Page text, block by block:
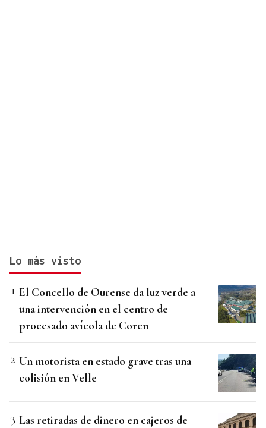
Lo más visto
El Concello de Ourense da luz verde a
una intervención en el centro de
procesado avícola de Coren
Un motorista en estado grave tras una
colisión en Velle
Las retiradas de dinero en cajeros de